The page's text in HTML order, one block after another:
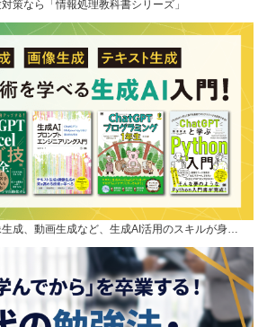
策なら「情報処理教科書シリーズ」
成、動画生成など、生成AI活用のスキルが身…